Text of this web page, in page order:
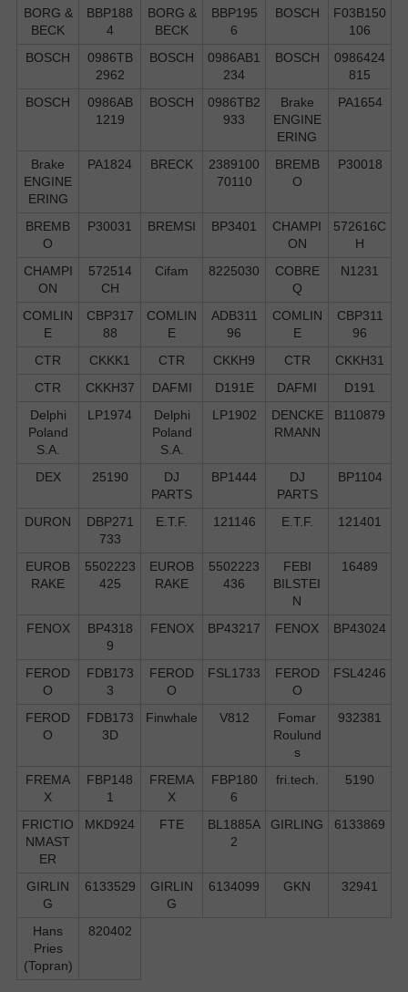
BORG &
BECK
BBP188
4
BORG &
BECK
BBP195
6
BOSCH
F03B150
106
BOSCH
0986TB
2962
BOSCH
0986AB1
234
BOSCH
0986424
815
BOSCH
0986AB
1219
BOSCH
0986TB2
933
Brake
ENGINE
ERING
PA1654
Brake
ENGINE
ERING
PA1824 BRECK
2389100
70110
BREMB
O
P30018
BREMB
O
P30031 BREMSI BP3401
CHAMPI
ON
572616C
H
CHAMPI
ON
572514
CH
Cifam 8225030
COBRE
Q
N1231
COMLIN
E
CBP317
88
COMLIN
E
ADB311
96
COMLIN
E
CBP311
96
CTR
CKKK1 CTR CKKH9 CTR
CKKH31
CTR
CKKH37 DAFMI D191E DAFMI
D191
Delphi
Poland
S.А.
LP1974
Delphi
Poland
S.А.
LP1902
DENCKE
RMANN
B110879
DEX 25190
DJ
PARTS
BP1444
DJ
PARTS
BP1104
DURON
DBP271
733
E.T.F. 121146 E.T.F. 121401
EUROB
RAKE
5502223
425
EUROB
RAKE
5502223
436
FEBI
BILSTEI
N
16489
FENOX
BP4318
9
FENOX BP43217 FENOX BP43024
FEROD
O
FDB173
3
FEROD
O
FSL1733
FEROD
O
FSL4246
FEROD
O
FDB173
3D
Finwhale V812
Fomar
Roulund
s
932381
FREMA
X
FBP148
1
FREMA
X
FBP180
6
fri.tech. 5190
FRICTIO
NMAST
ER
MKD924 FTE
BL1885A
2
GIRLING 6133869
GIRLIN
G
6133529
GIRLIN
G
6134099 GKN 32941
Hans
Pries
(Topran)
820402